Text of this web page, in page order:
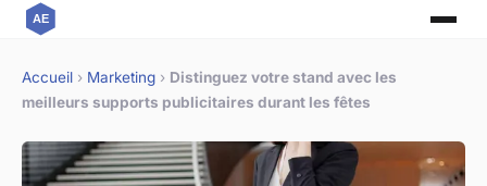
Accueil › Marketing › Distinguez votre stand avec les
meilleurs supports publicitaires durant les fêtes